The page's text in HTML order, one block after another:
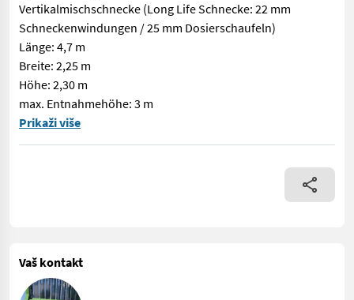
Vertikalmischschnecke (Long Life Schnecke: 22 mm
Schneckenwindungen / 25 mm Dosierschaufeln)
Länge: 4,7 m
Breite: 2,25 m
Höhe: 2,30 m
max. Entnahmehöhe: 3 m
! ! ! Fragen sie uns nach einer Vorführung ! ! ! selbstladender
Prikaži više
Vaš kontakt